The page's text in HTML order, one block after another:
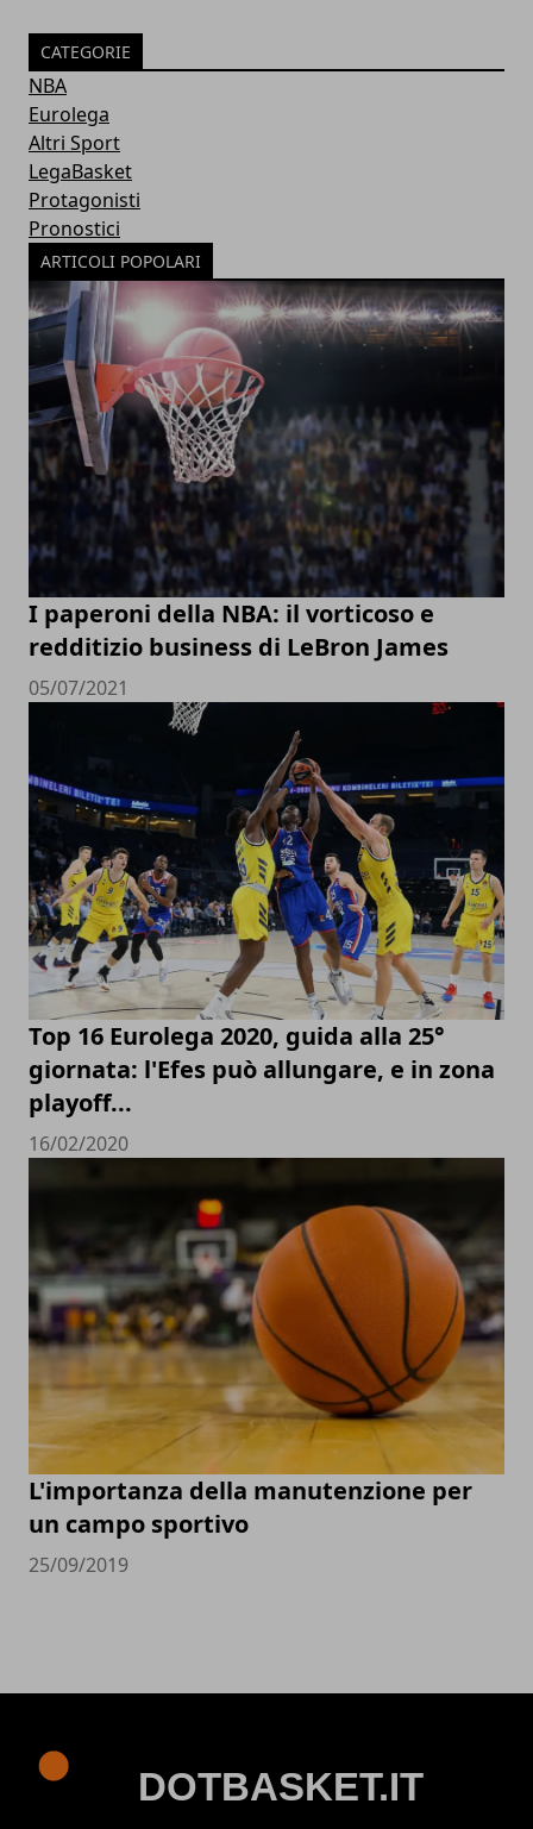
CATEGORIE
NBA
Eurolega
Altri Sport
LegaBasket
Protagonisti
Pronostici
ARTICOLI POPOLARI
I paperoni della NBA: il vorticoso e
redditizio business di LeBron James
05/07/2021
Top 16 Eurolega 2020, guida alla 25°
giornata: l'Efes può allungare, e in zona
playoff...
16/02/2020
L'importanza della manutenzione per
un campo sportivo
25/09/2019